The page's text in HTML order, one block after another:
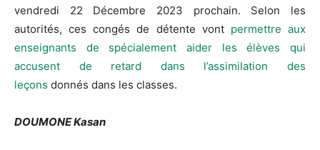
vendredi 22 Décembre 2023 prochain. Selon les
autorités, ces congés de détente vont permettre aux
enseignants de spécialement aider les élèves qui
accusent de retard dans l’assimilation des
leçons donnés dans les classes.
DOUMONEKasan